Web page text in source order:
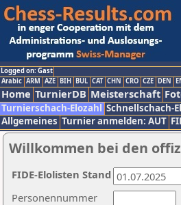
Logged on: Gast
Arabic ARM AZE BIH BUL CAT CHN CRO CZE DEN
Home TurnierDB Meisterschaft
Turnierschach-Elozahl Schnellschach-
Allgemeines Turnier anmelden: AUT
Willkommen bei den
Personennummer
FIDE-Elolisten Stand